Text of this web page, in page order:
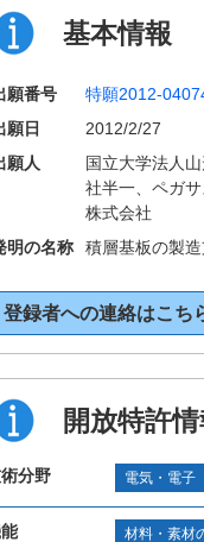
基本情報
願番号 特願2012-
願日
2012/2/27
願人
国立大学法人
社半一、ペガ
株式会社
明の名称 積層基板の製
登録者への連絡はこち
開放特許
分野 電気・電子
材料・素材